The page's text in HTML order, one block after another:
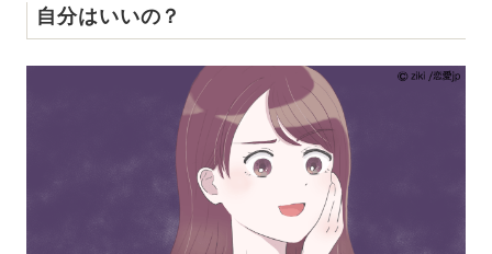
自分はいいの？